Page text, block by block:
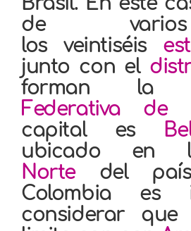
de
losveintiséis
junto con el
forman la
Federativa de
capital es
ubicado
Nortedel
Colombia es
considerar